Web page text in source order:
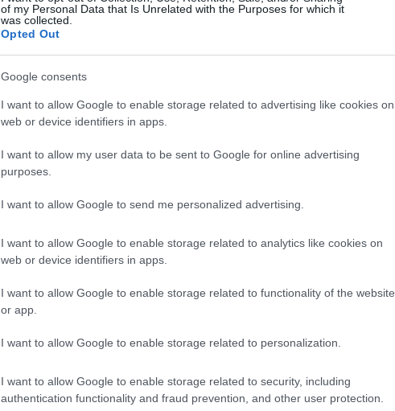
of my Personal Data that Is Unrelated with the Purposes for which it
was collected.
Opted Out
Google consents
I want to allow Google to enable storage related to advertising like cookies on
web or device identifiers in apps.
I want to allow my user data to be sent to Google for online advertising
purposes.
I want to allow Google to send me personalized advertising.
I want to allow Google to enable storage related to analytics like cookies on
web or device identifiers in apps.
I want to allow Google to enable storage related to functionality of the website
or app.
I want to allow Google to enable storage related to personalization.
I want to allow Google to enable storage related to security, including
authentication functionality and fraud prevention, and other user protection.